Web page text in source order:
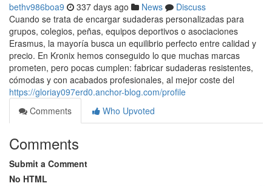
bethv986boa9 337 days ago News
Discuss
Cuando se trata de encargar sudaderas personalizadas para
grupos, colegios, peñas, equipos deportivos o asociaciones
Erasmus, la mayoría busca un equilibrio perfecto entre calidad y
precio. En Kronix hemos conseguido lo que muchas marcas
prometen, pero pocas cumplen: fabricar sudaderas resistentes,
cómodas y con acabados profesionales, al mejor coste del
https://gloriay097erd0.anchor-blog.com/profile
Comments
Who Upvoted
Comments
Submit a Comment
No HTML